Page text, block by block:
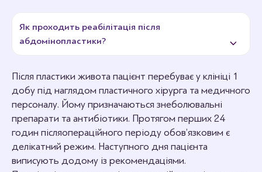
Як проходить реабілітація після
абдомінопластики?
Після пластики живота пацієнт перебуває у клініці 1
добу під наглядом пластичного хірурга та медичного
персоналу. Йому призначаються знеболювальні
препарати та антибіотики. Протягом перших 24
годин післяопераційного періоду обов’язковим є
делікатний режим. Наступного дня пацієнта
виписують додому із рекомендаціями.